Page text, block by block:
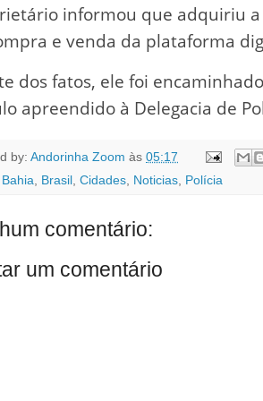
informou que adquiriu
e venda da plataforma
dos fatos, ele foi
apreendido à Delegacia de
by: Andorinha Zoom às 05:17
Bahia, Brasil , Cidades, Noticias, Polícia
comentário:
um comentário